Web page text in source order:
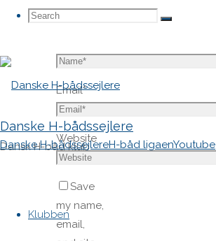
Search
Search
Search
Danske H-bådssejlere
Dansk H-båd klub
Danske H-bådssejlereH-båd ligaenYoutube
Klubben
Email*
Website
Save
my name,
email,